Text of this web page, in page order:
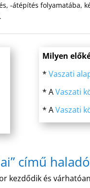
-átépítés folyamatába,
Milyen
* Vaszati
* AVaszati
* AVaszati
című
kezdődik és